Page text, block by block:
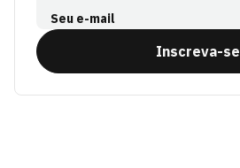
Seu e-mail
Inscreva-se